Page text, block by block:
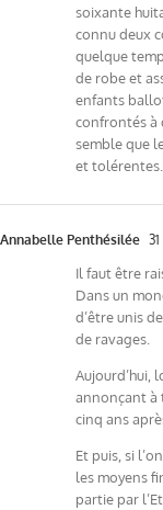
soixante
connu deux
quelque
de robe et
enfants
confrontés à
semble que
et
Annabelle Penthésilée
Il faut être
Dans un
d’être unis
de ravages.
Aujourd’hui,
annonçant à
cinq ans
Et puis, si
les moyens
partie par